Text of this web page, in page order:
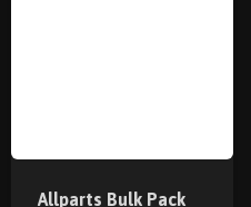
Allparts Bulk Pack